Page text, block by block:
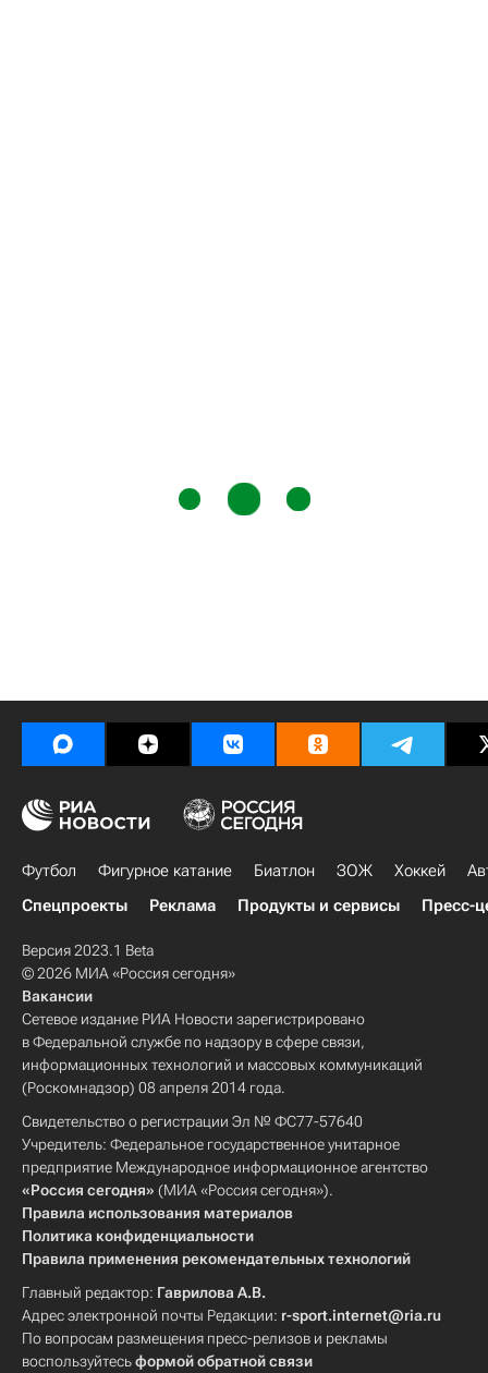
Футбол Фигурное катание Биатлон ЗОЖ Хоккей
Спецпроекты
Реклама Продукты и сервисы Пресс-
Версия 2023.1 Beta
© 2026 МИА «Россия сегодня»
Вакансии
Сетевое издание РИА Новости зарегистрировано
в Федеральной службе по надзору в сфере связи,
информационных технологий и массовых коммуникаций
(Роскомнадзор) 08 апреля 2014 года.
Свидетельство о регистрации Эл № ФС77-57640
Учредитель: Федеральное государственное унитарное
предприятие Международное информационное агентство
«Россия сегодня» (МИА «Россия сегодня»).
Правила использования материалов
Политика конфиденциальности
Правила применения рекомендательных технологий
Главный редактор: Гаврилова А.В.
Адрес электронной почты Редакции: r-sport.internet@ria.ru
По вопросам размещения пресс-релизов и рекламы
воспользуйтесьформой обратной связи